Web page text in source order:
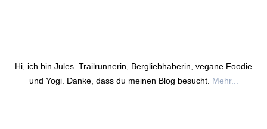
Hi, ich bin Jules. Trailrunnerin, Bergliebhaberin, vegane Foodie
und Yogi. Danke, dass du meinen Blog besucht. Mehr...